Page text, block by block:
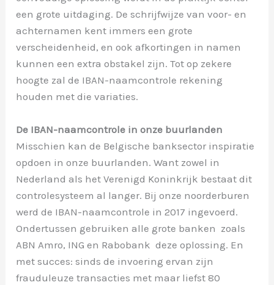
een grote uitdaging. De schrijfwijze van voor- en
achternamen kent immers een grote
verscheidenheid, en ook afkortingen in namen
kunnen een extra obstakel zijn. Tot op zekere
hoogte zal de IBAN-naamcontrole rekening
houden met die variaties.
De IBAN-naamcontrole in onze buurlanden
Misschien kan de Belgische banksector inspiratie
opdoen in onze buurlanden. Want zowel in
Nederland als het Verenigd Koninkrijk bestaat dit
controlesysteem al langer. Bij onze noorderburen
werd de IBAN-naamcontrole in 2017 ingevoerd.
Ondertussen gebruiken alle grote banken  zoals
ABN Amro, ING en Rabobank  deze oplossing. En
met succes: sinds de invoering ervan zijn
frauduleuze transacties met maar liefst 80